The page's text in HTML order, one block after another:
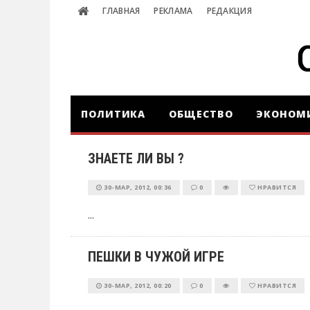
ГЛАВНАЯ РЕКЛАМА РЕДАКЦИЯ
ПОЛИТИКА ОБЩЕСТВО
ЗНАЕТЕ ЛИ ВЫ ?
30-МАР, 2012, 00:36 0 НРАВИТСЯ
...
ПЕШКИ В ЧУЖОЙ ИГРЕ
30-МАР, 2012, 00:20 0 НРАВИТСЯ